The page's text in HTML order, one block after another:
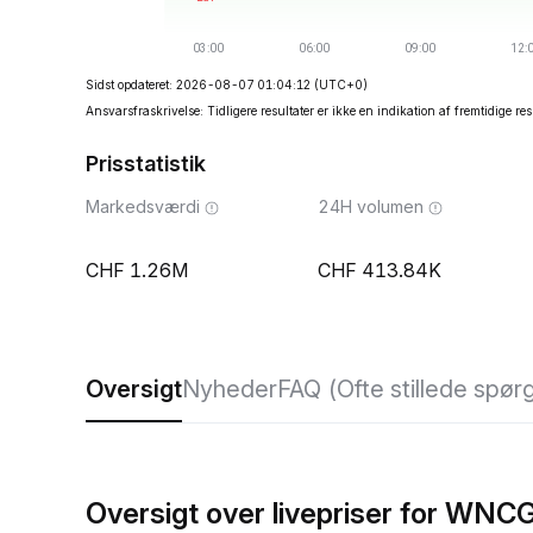
Sidst opdateret: 2026-08-07 01:04:12 (UTC+0)
Ansvarsfraskrivelse: Tidligere resultater er ikke en indikation af fremtidige
Prisstatistik
Markedsværdi
1.26M
24H volumen
413.84K
OversigtNyhederFAQ (Ofte stillede
Oversigt over livepriser for